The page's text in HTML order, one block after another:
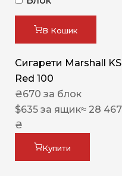
В Кошик
Сигарети Marshall KS
Red 100
₴670 за блок
$635 за ящик≈ 28 467
₴
Купити